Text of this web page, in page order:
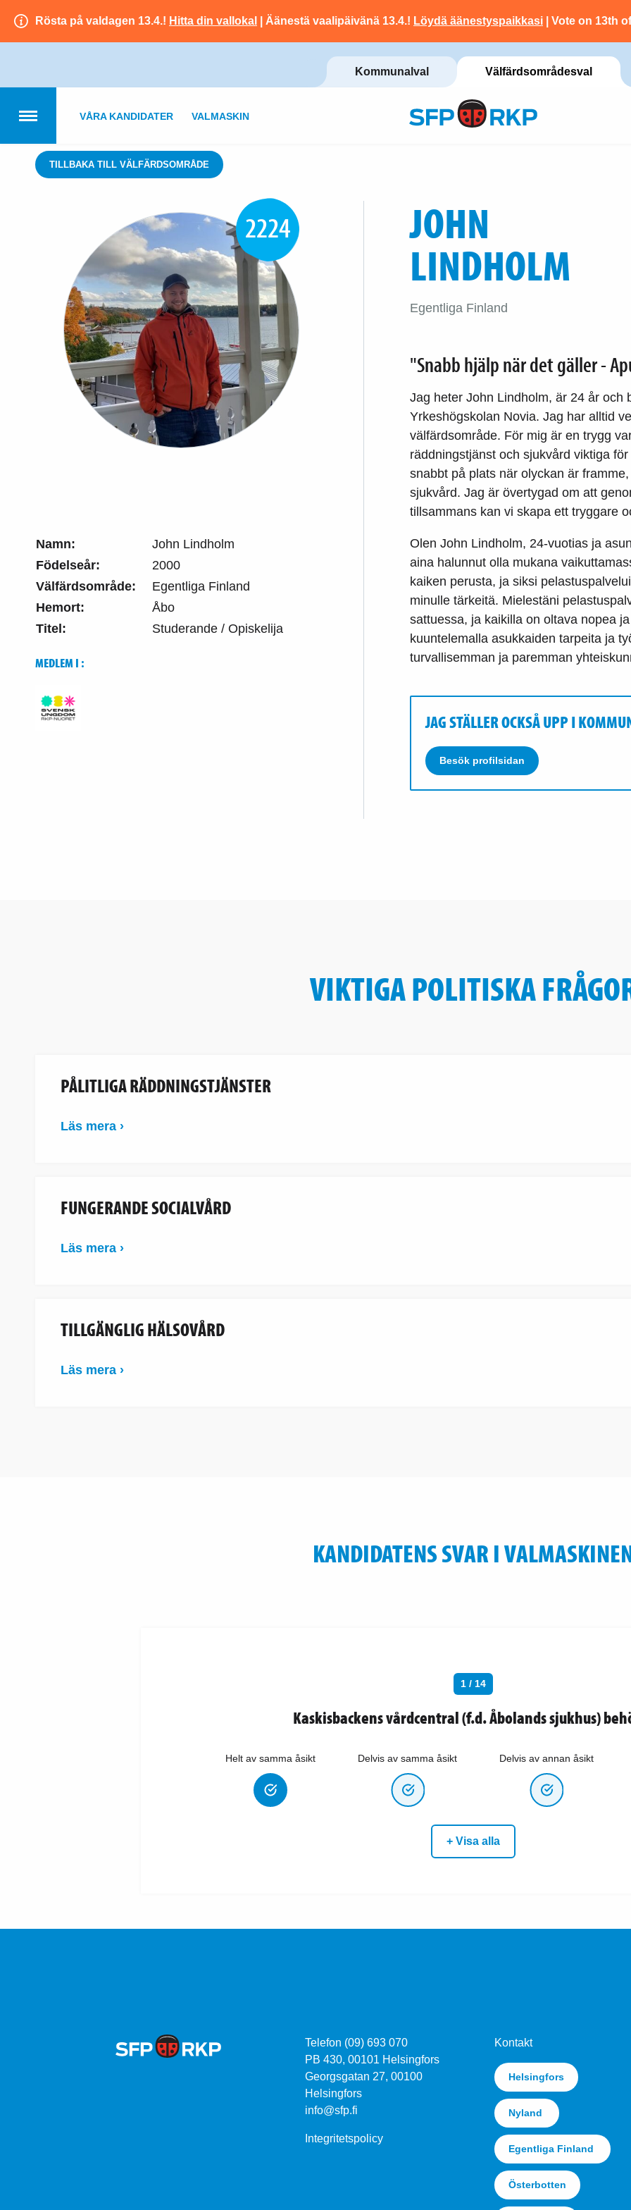
Rösta på valdagen 13.4.! Hitta din vallokal | Äänestä vaalipäivänä 13.4.! Löydä äänestyspaikkasi | Vote on 13th
Kommunalval Välfärdsområdesval
VÅRA KANDIDATER VALMASKIN
TILLBAKA TILL VÄLFÄRDSOMRÅDE
2224
Namn:
John Lindholm
Födelseår:
2000
Välfärdsområde:
Egentliga Finland
Hemort:
Åbo
Titel:
Studerande / Opiskelija
MEDLEM I :
JOHN
LINDHOLM
Egentliga Finland
"Snabb hjälp när det gäller -
Jag heter John Lindholm, är 24 år och
Yrkeshögskolan Novia. Jag har alltid
välfärdsområde. För mig är en trygg
räddningstjänst och sjukvård viktiga
snabbt på plats när olyckan är
sjukvård. Jag är övertygad om att
tillsammans kan vi skapa ett tryggare
Olen John Lindholm, 24-vuotias ja
aina halunnut olla mukana
kaiken perusta, ja siksi
minulle tärkeitä. Mielestäni
sattuessa, ja kaikilla on oltava nopea
kuuntelemalla asukkaiden tarpeita ja
turvallisemman ja paremman
JAG STÄLLER OCKSÅ UPP I
Besök profilsidan
VIKTIGA POLITISKA
PÅLITLIGA RÄDDNINGSTJÄNSTER
Läs mera ›
FUNGERANDE SOCIALVÅRD
Läs mera ›
TILLGÄNGLIG HÄLSOVÅRD
Läs mera ›
KANDIDATENS SVAR I
1 / 14
Kaskisbackens vårdcentral (f.d. Åbolands sjukhus)
Helt av samma åsikt Delvis av samma åsikt Delvis av annan åsikt
+ Visa alla
Telefon (09) 693 070
PB 430, 00101 Helsingfors
Georgsgatan 27, 00100
Helsingfors
info@sfp.fi
Integritetspolicy
Kontakt
Helsingfors
Nyland
Egentliga Finland
Österbotten